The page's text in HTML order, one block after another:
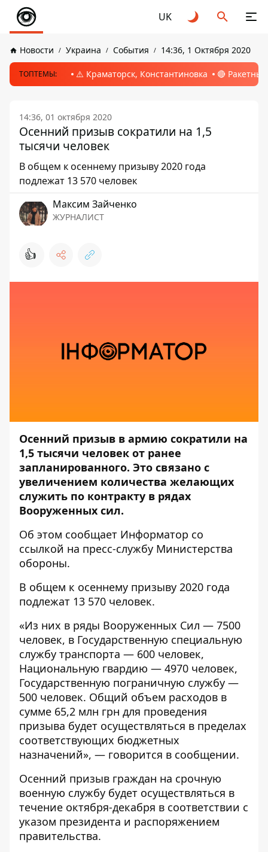
UK
Новости Украина События 14:36, 1 Октября 2020
ТОПТЕМЫ: ⚠️ Краматорск, Константиновка 🔴
14:36, 01 октября 2020
Осенний призыв сократили на 1,5
тысячи человек
В общем к осеннему призыву 2020 года
подлежат 13 570 человек
Максим Зайченко
ЖУРНАЛИСТ
👍
Осенний призыв в армию сократили на
1,5 тысячи человек от ранее
запланированного. Это связано с
увеличением количества желающих
служить по контракту в рядах
Вооруженных сил.
Об этом сообщает Информатор со
ссылкой на пресс-службу Министерства
обороны.
В общем к осеннему призыву 2020 года
подлежат 13 570 человек.
«Из них в ряды Вооруженных Сил — 7500
человек, в Государственную специальную
службу транспорта — 600 человек,
Национальную гвардию — 4970 человек,
Государственную пограничную службу —
500 человек. Общий объем расходов в
сумме 65,2 млн грн для проведения
призыва будет осуществляться в пределах
соответствующих бюджетных
назначений», — говорится в сообщении.
Осенний призыв граждан на срочную
военную службу будет осуществляться в
течение октября-декабря в соответствии с
указом президента и распоряжением
правительства.